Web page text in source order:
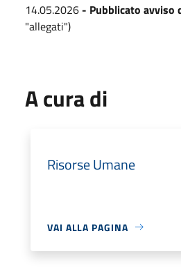
14.05.2026- Pubblicato avviso
"allegati")
A cura di
Risorse Umane
VAI ALLA PAGINA